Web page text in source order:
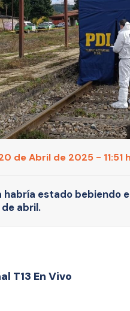
de Abril de 2025 - 11:51
habría estado bebiendo
de abril.
T13 En Vivo